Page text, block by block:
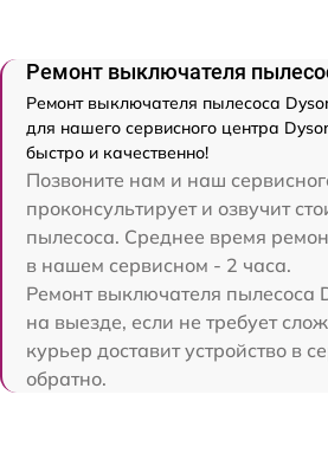
Ремонт выключателя
Ремонт выключателя пылесоса
для нашего сервисного центра
быстро и качественно!
Позвоните нам и наш
проконсультирует и озвучит
пылесоса. Среднее время
в нашем сервисном - 2 часа.
Ремонт выключателя пылесоса
на выезде, если не требует
курьер доставит устройство в
обратно.